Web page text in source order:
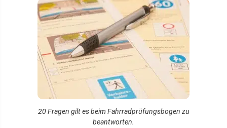
20 Fragen gilt es beim Fahrradprüfungsbogen zu
beantworten.